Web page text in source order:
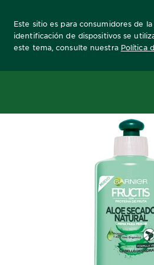
Este sitio es para consumidores de
identificación de dispositivos se
este tema, consulte nuestra Política